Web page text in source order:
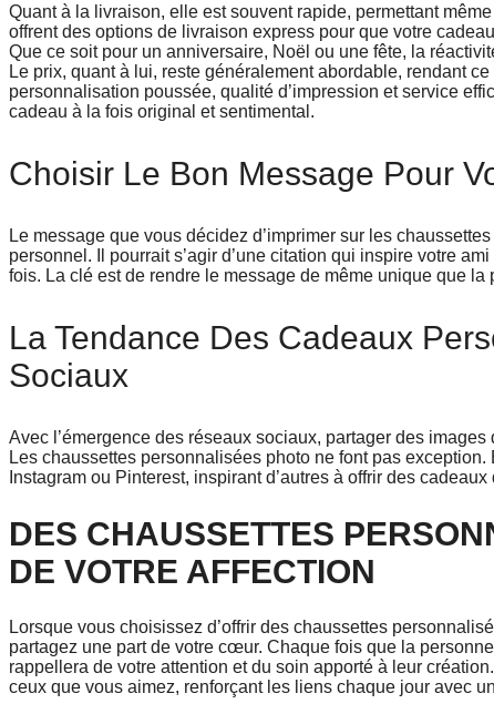
Quant à la livraison, elle est souvent rapide, permettant
offrent des options de livraison express pour que votre
Que ce soit pour un anniversaire, Noël ou une fête, la
Le prix, quant à lui, reste généralement abordable, rendant
personnalisation poussée, qualité d’impression et service
cadeau à la fois original et sentimental.
Choisir Le Bon Message Pour
Le message que vous décidez d’imprimer sur les
personnel. Il pourrait s’agir d’une citation qui inspire votre
fois. La clé est de rendre le message de même unique que la
La Tendance Des Cadeaux
Sociaux
Avec l’émergence des réseaux sociaux, partager des
Les chaussettes personnalisées photo ne font pas
Instagram ou Pinterest, inspirant d’autres à offrir des
DES CHAUSSETTES
DE VOTRE AFFECTION
Lorsque vous choisissez d’offrir des chaussettes
partagez une part de votre cœur. Chaque fois que la
rappellera de votre attention et du soin apporté à leur
ceux que vous aimez, renforçant les liens chaque jour avec